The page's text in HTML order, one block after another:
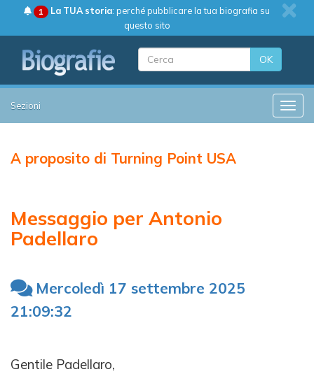
1 La TUA storia: perché pubblicare la tua biografia su
questo sito
OK
Sezioni
A proposito di Turning Point USA
Messaggio per Antonio
Padellaro
Mercoledì 17 settembre 2025
21:09:32
Gentile Padellaro,